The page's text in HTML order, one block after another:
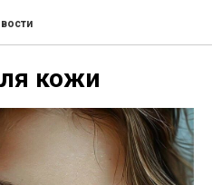
кожи